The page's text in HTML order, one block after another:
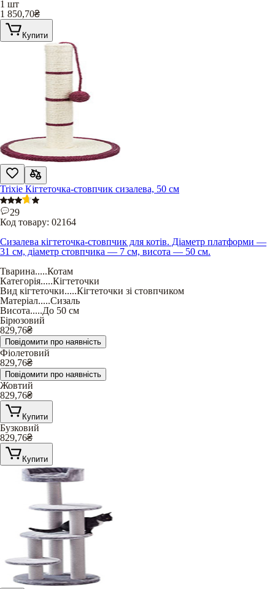
1 шт
1 850,70₴
Купити
Trixie Кігтеточка-стовпчик сизалева, 50 см
29
Код товару: 02164
Сизалева кігтеточка-стовпчик для котів. Діаметр платформи —
31 см, діаметр стовпчика — 7 см, висота — 50 см.
Тварина.....Котам
Категорія.....Кігтеточки
Вид кігтеточки.....Кігтеточки зі стовпчиком
Матеріал.....Сизаль
Висота.....До 50 см
Бірюзовий
829,76₴
Повідомити про наявність
Фіолетовий
829,76₴
Повідомити про наявність
Жовтий
829,76₴
Купити
Бузковий
829,76₴
Купити